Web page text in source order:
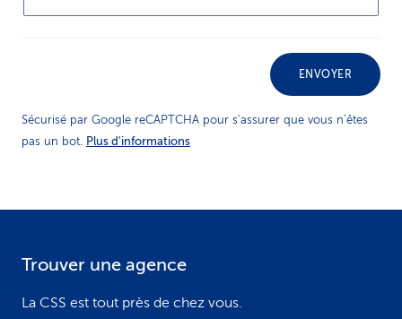
ENVOYER
Sécurisé par Google reCAPTCHA pour s'assurer que vous n'êtes
pas un bot. Plus d'informations
Trouver une agence
La CSS est tout près de chez vous.